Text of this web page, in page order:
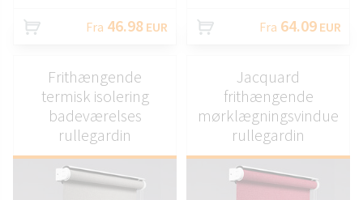
Fra 46.98 EUR Fra 64.09 EUR
Frithængende
termisk isolering
badeværelses
rullegardin
Jacquard
frithængende
mørklægningsvindue
rullegardin